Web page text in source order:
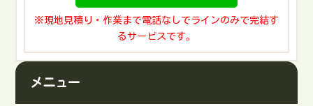
い。資源物回収は行政回収なので料金はかかりません。
問い合わせ先収集課：055-241-4313不用品処分業者に処
分を依頼する机や椅子の処分に手間をかけたくない場合
は、不用品回収業者に全ての作業を丸投げするのも手段
応してくれるので手間はかかりません。机や椅子以外に
※現地見積り・作業まで電話なしでラインのみで完結す
るサービスです。
メニュー